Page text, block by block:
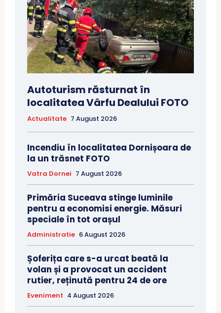
Autoturism răsturnat în
localitatea Vârfu Dealului FOTO
Actualitate 7 August 2026
Incendiu în localitatea Dornișoara de
la un trăsnet FOTO
Vatra Dornei 7 August 2026
Primăria Suceava stinge luminile
pentru a economisi energie. Măsuri
speciale în tot orașul
Administratie 6 August 2026
Șoferița care s-a urcat beată la
volan și a provocat un accident
rutier, reținută pentru 24 de ore
Eveniment 4 August 2026